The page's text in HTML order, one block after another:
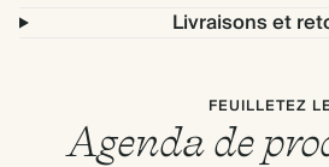
Livraisons et
FEUILLETEZ
Agenda de